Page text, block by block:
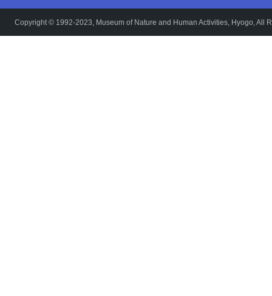
Copyright © 1992-2023, Museum of Nature and Human Activities, Hyogo, All